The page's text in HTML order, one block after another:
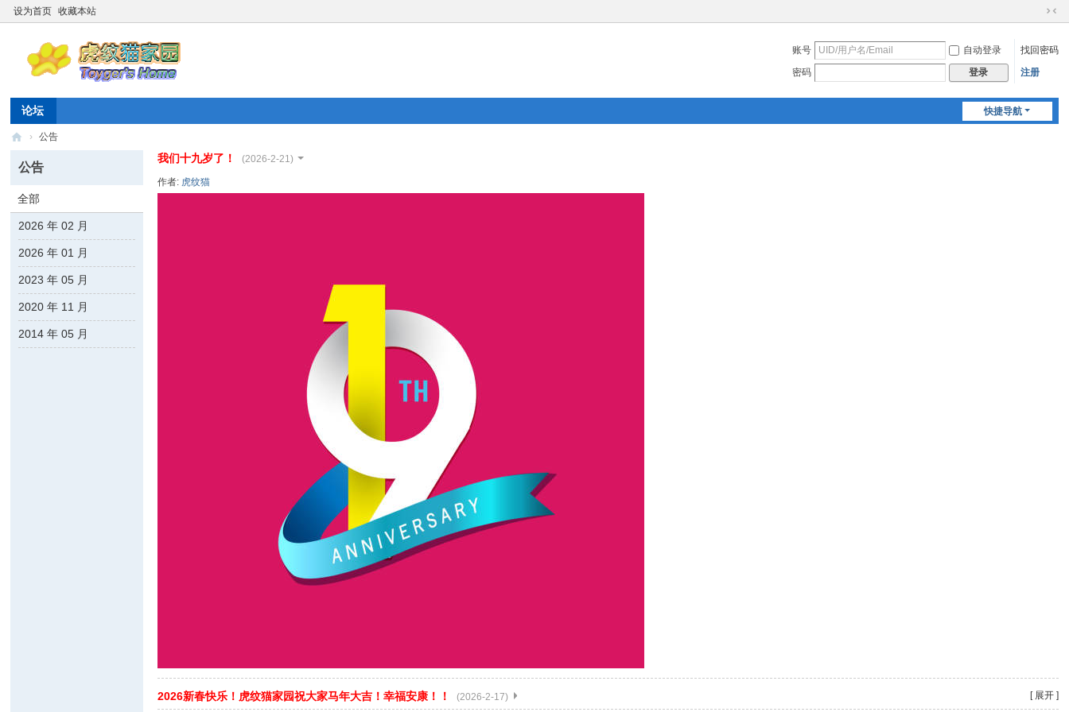
设为首页 收藏本站
切
到
账号 自动登录
找回密码
密码
登录 注册
快捷导航
论坛
虎
猫
家
园
☆
20
26
› 公告
我们十九岁了！ (2026-2-21)
作者: 虎纹猫
2026新春快乐！虎纹猫家园祝大家马年大吉！幸福安康！！ (2026-2-17) [ 展开 ]
公告
全部
2026 年 02 月
2026 年 01 月
2023 年 05 月
2020 年 11 月
2014 年 05 月